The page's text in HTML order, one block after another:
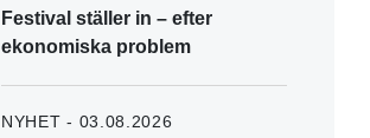
Festival ställer in – efter
ekonomiska problem
NYHET - 03.08.2026